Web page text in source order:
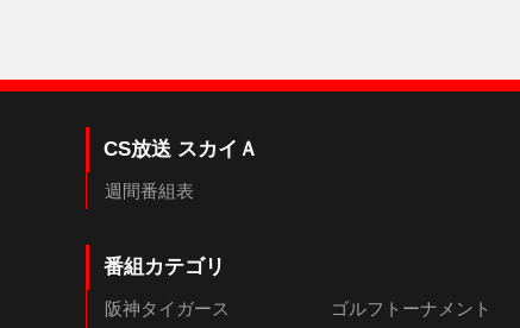
CS放送 スカイＡ
週間番組表
番組カテゴリ
阪神タイガース
ゴルフトーナメント